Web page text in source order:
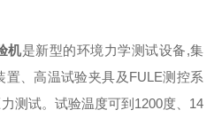
机是新型的环境力学测试设备,集
置、高温试验夹具及 FULE测控系
测试。试验温度可到 1200度、 14